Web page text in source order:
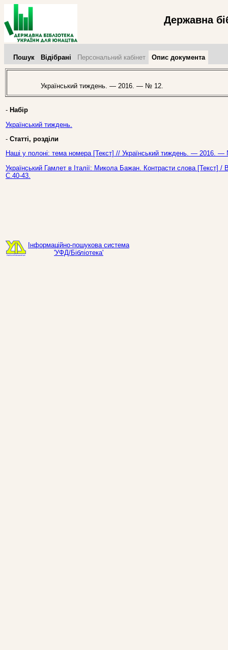
Державна
Пошук Відібрані Персональний кабінет Опис документа
Український тиждень. — 2016. — № 12.
- Набір
Український тиждень.
- Статті, розділи
Наші у полоні: тема номера [Текст] // Український тиждень. — 2016.
Український Гамлет в Італії: Микола Бажан. Контрасти слова
С.40-43.
Інформаційно-пошукова система
'УФД/Бібліотека'